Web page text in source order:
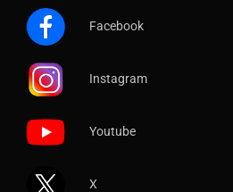
Facebook
Instagram
Youtube
X